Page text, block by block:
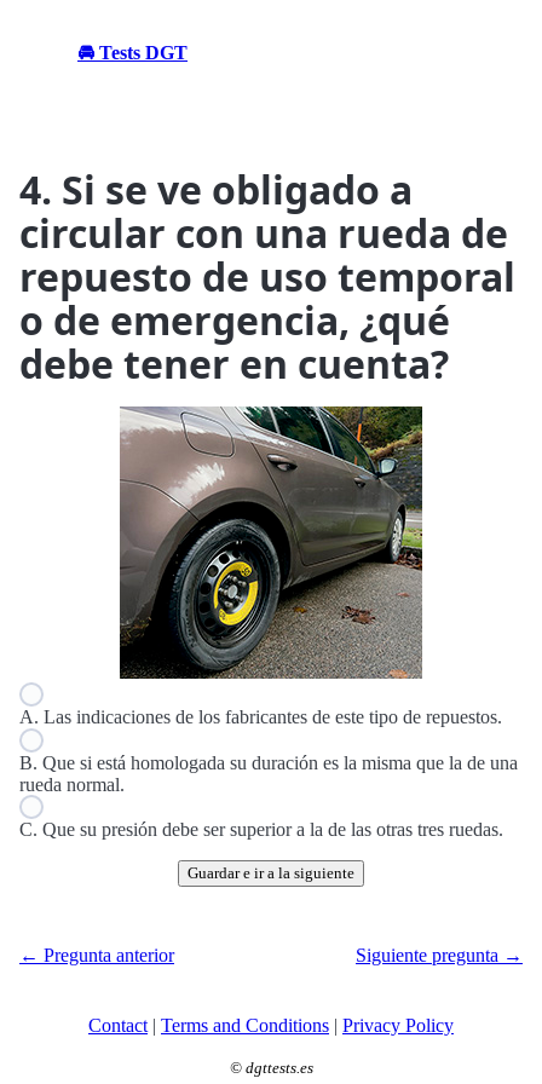
🚘 Tests DGT
4. Si se ve obligado a
circular con una rueda de
repuesto de uso temporal
o de emergencia, ¿qué
debe tener en cuenta?
A. Las indicaciones de los fabricantes de este tipo de repuestos.
B. Que si está homologada su duración es la misma que la de una
rueda normal.
C. Que su presión debe ser superior a la de las otras tres ruedas.
Guardar e ir a la siguiente
← Pregunta anterior Siguiente pregunta →
Contact | Terms and Conditions | Privacy Policy
© dgttests.es